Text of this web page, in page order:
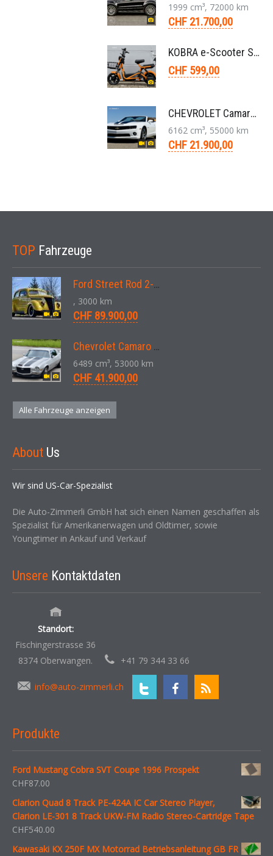
1999 cm³, 72000 km
CHF 21.700,00
KOBRA e-Scooter SG G60 240 Watt
CHF 599,00
CHEVROLET Camaro 2SS RS 6,2L V8 Cabriolet Aut. 2011
6162 cm³, 55000 km
CHF 21.900,00
TOP Fahrzeuge
Ford Street Rod 2-Door V8 Aut. 1937
, 3000 km
CHF 89.900,00
Chevrolet Camaro SS 396 LS3 Coupe Aut. 1971
6489 cm³, 53000 km
CHF 41.900,00
Alle Fahrzeuge anzeigen
About Us
Wir sind US-Car-Spezialist
Die Auto-Zimmerli GmbH hat sich einen Namen geschaffen als
Spezialist für Amerikanerwagen und Oldtimer, sowie
Youngtimer in Ankauf und Verkauf
Unsere Kontaktdaten
Standort:
Fischingerstrasse 36
8374 Oberwangen.
+41 79 344 33 66
info@auto-zimmerli.ch
Produkte
Ford Mustang Cobra SVT Coupe 1996 Prospekt
CHF87.00
Clarion Quad 8 Track PE-424A IC Car Stereo Player,
Clarion LE-301 8 Track UKW-FM Radio Stereo-Cartridge Tape
CHF540.00
Kawasaki KX 250F MX Motorrad Betriebsanleitung GB FR